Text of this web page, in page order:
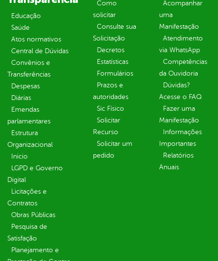
Educação
Saúde
Atos normativos
Central de Dúvidas
Convênios e
Transferências
Despesas
Diárias
Emendas
parlamentares
Estrutura
Organizacional
Inicio
LGPD e Governo
Digital
Licitações e
Contratos
Obras Públicas
Pesquisa de
Satisfação
Planejamento e
Como
solicitar
Consulte sua
Solicitação
Decretos
Estatísticas
Formulários
Prazos e
autoridades
Sic Físico
Solicitar
Recurso
Solicitar um
pedido
Acompanhar
uma
Manifestação
Atendimento
via WhatsApp
Competências
da Ouvidoria
Dúvidas?
Acesse o FAQ
Fazer uma
Manifestação
Informações
Importantes
Relatórios
Anuais